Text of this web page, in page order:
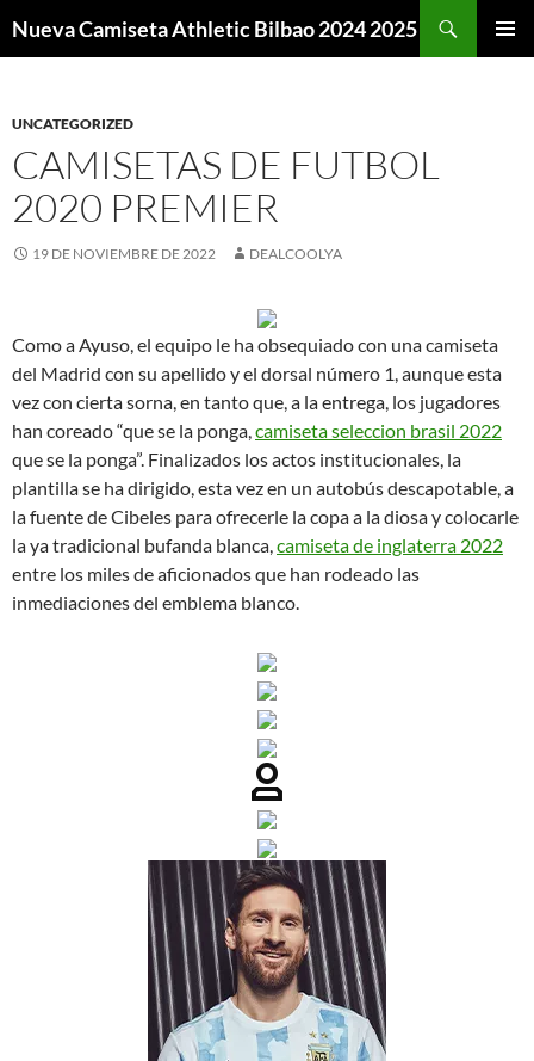
Nueva Camiseta Athletic Bilbao 2024 2025
UNCATEGORIZED
CAMISETAS DE FUTBOL
2020 PREMIER
19 DE NOVIEMBRE DE 2022 DEALCOOLYA
Como a Ayuso, el equipo le ha obsequiado con una camiseta
del Madrid con su apellido y el dorsal número 1, aunque esta
vez con cierta sorna, en tanto que, a la entrega, los jugadores
han coreado “que se la ponga,camiseta seleccion brasil 2022
que se la ponga”. Finalizados los actos institucionales, la
plantilla se ha dirigido, esta vez en un autobús descapotable, a
la fuente de Cibeles para ofrecerle la copa a la diosa y colocarle
la ya tradicional bufanda blanca,camiseta de inglaterra 2022
entre los miles de aficionados que han rodeado las
inmediaciones del emblema blanco.